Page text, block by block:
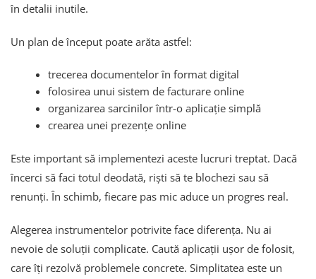
în detalii inutile.
Un plan de început poate arăta astfel:
trecerea documentelor în format digital
folosirea unui sistem de facturare online
organizarea sarcinilor într-o aplicație simplă
crearea unei prezențe online
Este important să implementezi aceste lucruri treptat. Dacă
încerci să faci totul deodată, riști să te blochezi sau să
renunți. În schimb, fiecare pas mic aduce un progres real.
Alegerea instrumentelor potrivite face diferența. Nu ai
nevoie de soluții complicate. Caută aplicații ușor de folosit,
care îți rezolvă problemele concrete. Simplitatea este un